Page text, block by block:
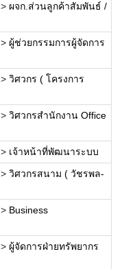
> ผจก.ส่วนลูกค้าสัมพันธ์ /
> ผู้ช่วยกรรมการผู้จัดการ
> วิศวกร ( โครงการ
> วิศวกรสำนักงาน Office
> เจ้าหน้าที่พัฒนาระบบ
> วิศวกรสนาม ( วัชรพล-
> Business
> ผู้จัดการฝ่ายทรัพยากร